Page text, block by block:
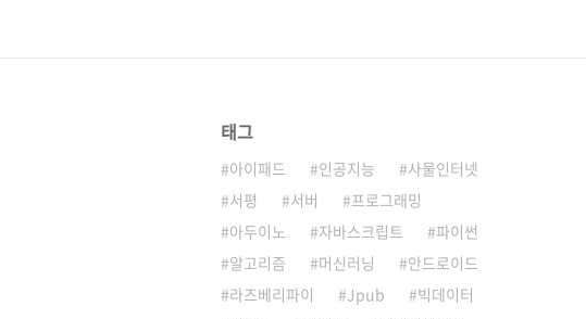
태그
아이패드 인공지능
사물인터넷
서평
서버
프로그래밍
아두이노
자바스크립트
파이썬
알고리즘
머신러닝
안드로이드
라즈베리파이
Jpub
빅데이터